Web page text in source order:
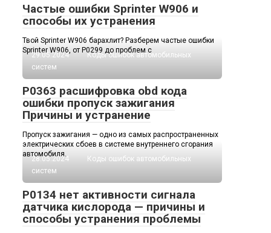
Частые ошибки Sprinter W906 и
способы их устранения
Твой Sprinter W906 барахлит? Разберем частые ошибки
Sprinter W906, от P0299 до проблем с
29.05.2024
Коды ошибок автомобильных
систем
P0363 расшифровка obd кода
ошибки пропуск зажигания
Причины и устранение
Пропуск зажигания — одно из самых распространенных
электрических сбоев в системе внутреннего сгорания
автомобиля.
28.05.2024
Коды ошибок автомобильных
систем
P0134 нет активности сигнала
датчика кислорода — причины и
способы устранения проблемы